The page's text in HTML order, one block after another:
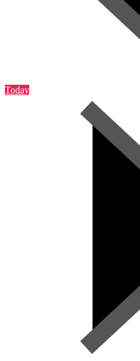
Today